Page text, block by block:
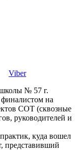
Viber
№ 57 г.
на
СОТ (сквозные
руководителей и
куда вошел
представивший